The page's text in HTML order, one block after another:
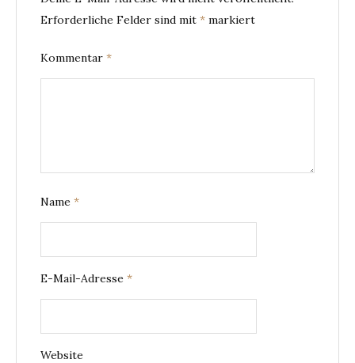
Erforderliche Felder sind mit * markiert
Kommentar *
Name *
E-Mail-Adresse *
Website